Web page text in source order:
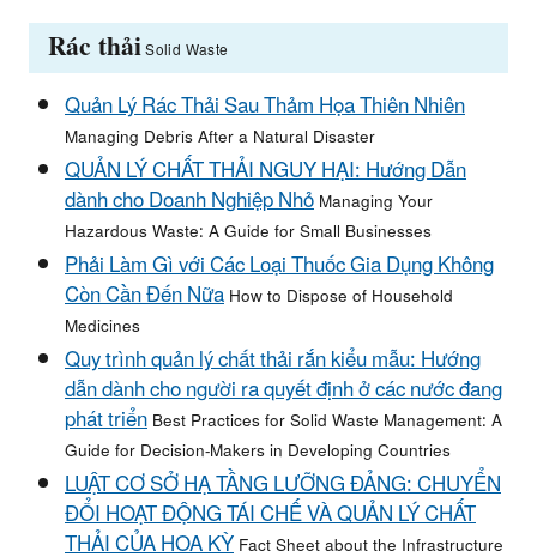
Rác thảiSolid Waste
Quản Lý Rác Thải Sau Thảm Họa Thiên Nhiên
Managing Debris After a Natural Disaster
QUẢN LÝ CHẤT THẢI NGUY HẠI: Hướng Dẫn
dành cho Doanh Nghiệp NhỏManaging Your
Hazardous Waste: A Guide for Small Businesses
Phải Làm Gì với Các Loại Thuốc Gia Dụng Không
Còn Cần Đến NữaHow to Dispose of Household
Medicines
Quytrìnhquảnlýchấtthảirắnkiểumẫu:Hướng
dẫndànhchongườiraquyếtđịnhởcácnướcđang
pháttriểnBest Practices for Solid Waste Management: A
Guide for Decision-Makers in Developing Countries
LUẬT CƠ SỞ HẠ TẦNG LƯỠNG ĐẢNG: CHUYỂN
ĐỔI HOẠT ĐỘNG TÁI CHẾ VÀ QUẢN LÝ CHẤT
THẢI CỦA HOA KỲFact Sheet about the Infrastructure